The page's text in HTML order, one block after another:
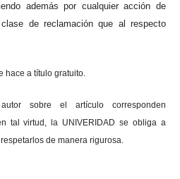
además por cualquier acción de
de reclamación que al respecto
hace a título gratuito.
sobre el artículo corresponden
tal virtud, la UNIVERIDAD se obliga a
de manera rigurosa.